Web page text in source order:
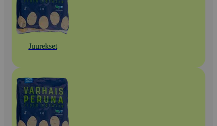
Juurekset